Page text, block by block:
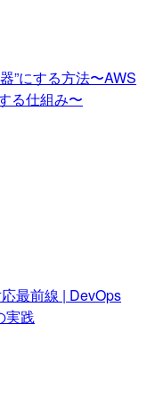
”にする方法〜AWS
る仕組み〜
最前線 | DevOps
実践